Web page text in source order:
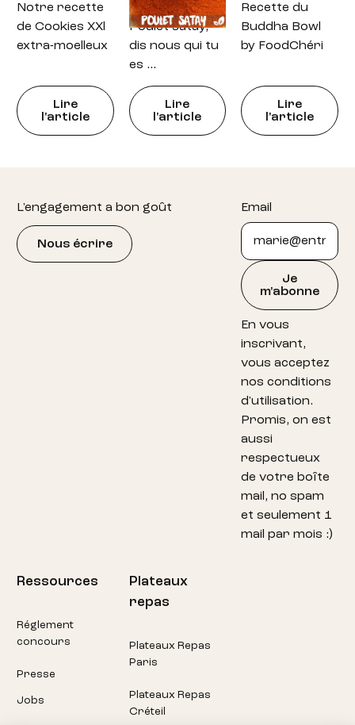
Notre recette
de Cookies XXl
extra-moelleux
Lire
l'article
Recette : petit
Poulet satay,
dis nous qui tu
es …
Lire
l'article
Recette du
Buddha Bowl
by FoodChéri
Lire
l'article
L'engagement a bon goût
Nous écrire
Email
Je
m'abonne
En vous
inscrivant,
vous acceptez
nos conditions
d'utilisation.
Promis, on est
aussi
respectueux
de votre boîte
mail, no spam
et seulement 1
mail par mois :)
Ressources
Réglement
concours
Presse
Jobs
Plateaux
repas
Plateaux Repas
Paris
Plateaux Repas
Créteil